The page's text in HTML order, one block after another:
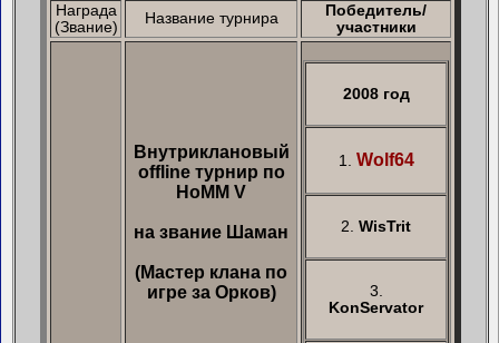
Награда
(Звание)
Название турнира
Победитель/
участники
Внутриклановый
offline турнир по
HoMM V
на звание Шаман
(Мастер клана по
игре за Орков)
2008 год
1. Wolf64
2. WisTrit
3.
KonServator